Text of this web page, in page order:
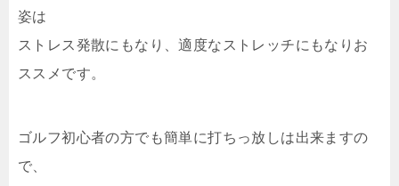
姿は
ストレス発散にもなり、適度なストレッチにもなりお
ススメです。
ゴルフ初心者の方でも簡単に打ちっ放しは出来ますの
で、